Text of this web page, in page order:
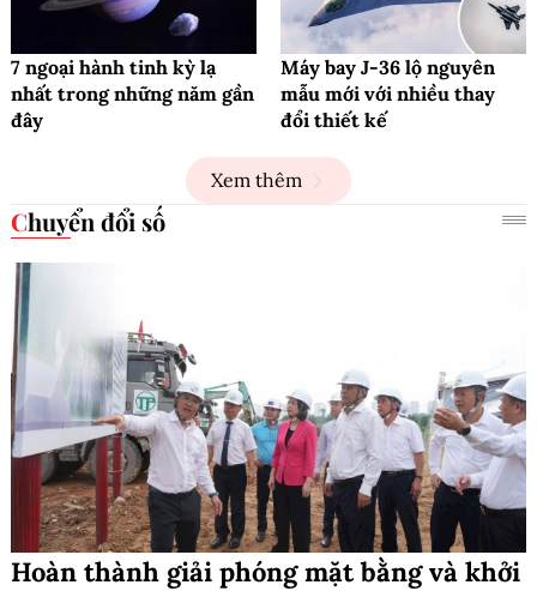
7 ngoại hành tinh kỳ lạ
nhất trong những năm gần
đây
Máy bay J-36 lộ nguyên
mẫu mới với nhiều thay
đổi thiết kế
Xem thêm
Chuyển đổi số
Hoàn thành giải phóng mặt bằng và khởi